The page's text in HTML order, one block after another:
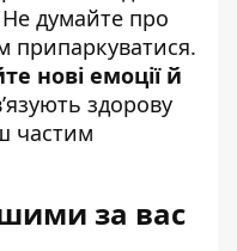
думайте про
припаркуватися.
нові емоції й
здорову
частим
за вас